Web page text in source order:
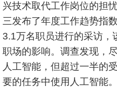
兴技术取代工作岗位的担
三发布了年度工作趋势指
3.1万名职员进行的采访，
职场的影响。调查发现，
人工智能，但超过一半的
要的任务中使用人工智能